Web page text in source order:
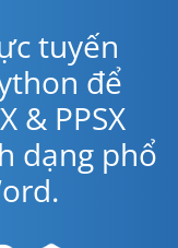
tuyến
để
& PPSX
dạng phổ